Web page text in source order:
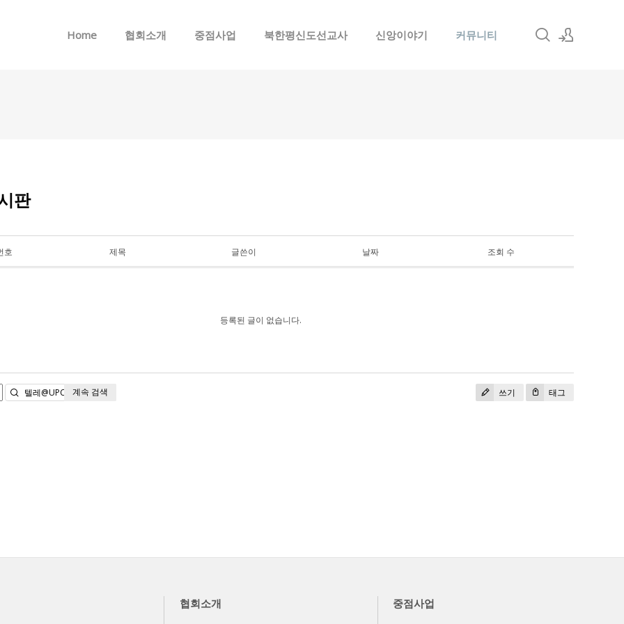
Home 협회소개 중점사업 북한평신도선교사 신앙이야기 커뮤니티
판
호 제목 글쓴이 날짜 조회 수
등록된 글이 없습니다.
쓰기 태그
검색
계속 검색
협회소개 중점사업